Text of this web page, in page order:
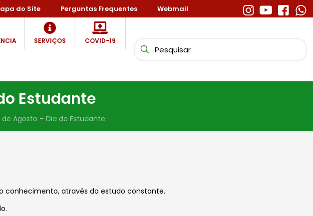
do Site Perguntas Frequentes Webmail
SERVIÇOS COVID-19
Estudante
de Agosto – Dia do Estudante
conhecimento, através do estudo constante.